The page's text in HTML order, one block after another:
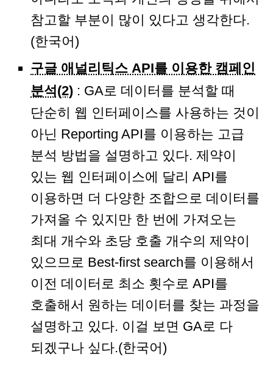
참고할 부분이 많이 있다고 생각한다.
(한국어)
구글 애널리틱스 API를 이용한 캠페인
분석(2) : GA로 데이터를 분석할 때
단순히 웹 인터페이스를 사용하는 것이
아닌 Reporting API를 이용하는 고급
분석 방법을 설명하고 있다. 제약이
있는 웹 인터페이스에 달리 API를
이용하면 더 다양한 조합으로 데이터를
가져올 수 있지만 한 번에 가져오는
최대 개수와 초당 호출 개수의 제약이
있으므로 Best-first search를 이용해서
이전 데이터로 최소 횟수로 API를
호출해서 원하는 데이터를 찾는 과정을
설명하고 있다. 이걸 보면 GA로 다
되겠구나 싶다.(한국어)